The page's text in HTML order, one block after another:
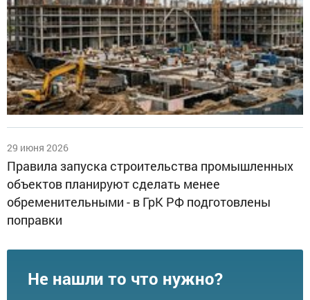
29 июня 2026
Правила запуска строительства промышленных
объектов планируют сделать менее
обременительными - в ГрК РФ подготовлены
поправки
Не нашли то что нужно?